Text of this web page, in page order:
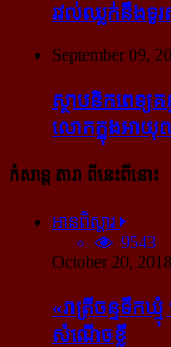
រវល់​ឈ្លក់​នឹង​ទូ
September 09,
ស្ថាបនិក​ពេទ្យ​គ
លោក​ក្នុង​អាយុ​៧
កំសាន្ដ តារា ពីនេះពីនោះ
អានពិស្ដារ
9543
October 20, 2018
«រាត្រីចន្ទទឹក
សំណើចខ្លី